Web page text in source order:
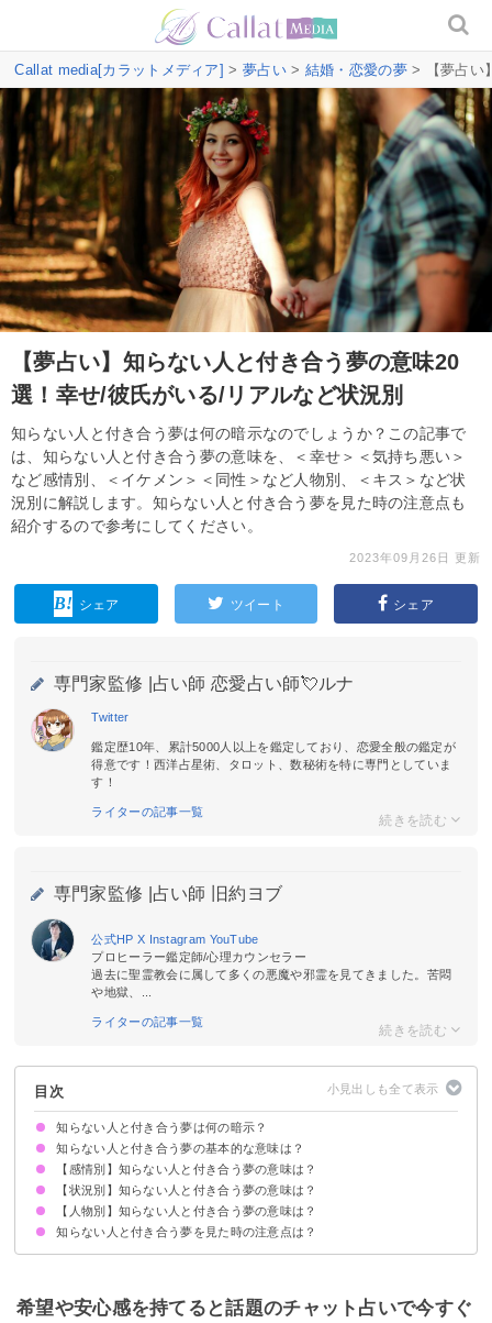
Callat media[カラットメディア] > 夢占い> 結婚・恋愛の夢> 【夢占い
【夢占い】知らない人と付き合う夢の意味20
選！幸せ/彼氏がいる/リアルなど状況別
知らない人と付き合う夢は何の暗示なのでしょうか？この記事で
は、知らない人と付き合う夢の意味を、＜幸せ＞＜気持ち悪い＞
など感情別、＜イケメン＞＜同性＞など人物別、＜キス＞など状
況別に解説します。知らない人と付き合う夢を見た時の注意点も
紹介するので参考にしてください。
2023年09月26日 更新
シェア ツイート シェア
専門家監修 | 占い師 恋愛占い師💘ルナ
Twitter
鑑定歴10年、累計5000人以上を鑑定しており、恋愛全般の鑑定が
得意です！西洋占星術、タロット、数秘術を特に専門としていま
す！
ライターの記事一覧
専門家監修 | 占い師 旧約ヨブ
公式HP X Instagram YouTube
プロヒーラー鑑定師/心理カウンセラー
過去に聖霊教会に属して多くの悪魔や邪霊を見てきました。苦悶
や地獄、...
ライターの記事一覧
目次
知らない人と付き合う夢は何の暗示？
知らない人と付き合う夢の基本的な意味は？
恋愛運が上がっているサイン
状況によって意味が決まる
【感情別】知らない人と付き合う夢の意味は？
知らない人と付き合って幸せな夢【吉夢】
知らない人と付き合って気持ち悪い・嫌だと感じる夢【凶夢】
知らない人と付き合って楽しい夢【吉夢】
【状況別】知らない人と付き合う夢の意味は？
彼氏がいるのに知らない人と付き合う夢【警告夢】
知らない人と付き合うのがリアルな夢【予知夢】
知らない人と付き合っていちゃつく夢【警告夢】
知らない人と付き合ってキスする夢【警告夢】
知らない人と付き合って喧嘩する夢【吉夢】
知らない人に告白されて付き合う夢【吉夢】
知らない人と付き合って浮気される夢【警告夢】
【人物別】知らない人と付き合う夢の意味は？
同性の知らない人と付き合う夢【警告夢】
異性の知らない人と付き合う夢【吉夢・凶夢】
知らないイケメンと付き合う夢【吉夢】
顔がはっきりわかる知らない人と付き合う夢【予知夢】
名前がはっきりわかる知らない人と付き合う夢【予知夢】
年下の知らない人と付き合う夢【吉夢】
年上の知らない人と付き合う夢【吉夢】
知らない芸能人と付き合う夢【警告夢】
知らない既婚者と付き合う夢【警告夢】
知らない外国人と付き合う夢【吉夢】
知らない人と付き合う夢を見た時の注意点は？
恋愛に積極的になる
吉夢なら話さず警告夢や凶夢は人に話す
希望や安心感を持てると話題のチャット占いで今すぐ